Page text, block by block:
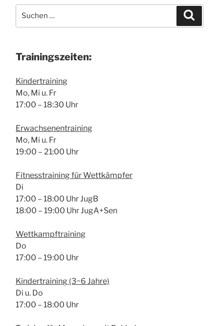
nach:
Trai­nings­zei­ten:
Kin­der­trai­ning
Mo, Mi u. Fr
17:00 – 18:30 Uhr
Erwach­se­nen­trai­ning
Mo, Mi u. Fr
19:00 – 21:00 Uhr
Fit­ness­trai­ning für Wett­kämp­fer
Di
17:00 – 18:00 Uhr JugB
18:00 – 19:00 Uhr JugA+Sen
Wett­kampf­trai­ning
Do
17:00 – 19:00 Uhr
Kin­der­trai­ning (3−6 Jah­re)
Di u. Do
17:00 – 18:00 Uhr